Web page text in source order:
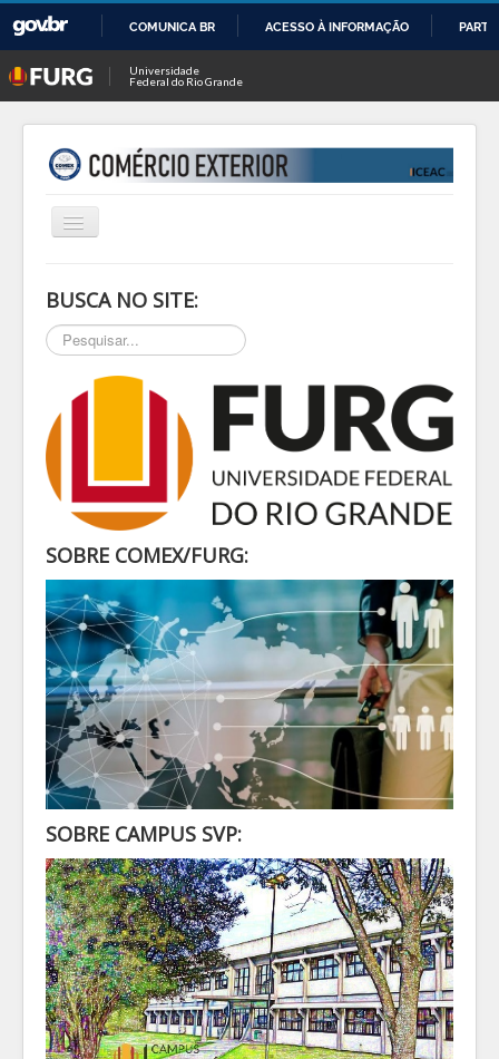
O
CONTEÚDO
COMUNICA BR ACESSO À INFORMAÇÃO
Universidade
Federal do Rio Grande
Alternar
Navegação
SOBRE
NOTÍCIAS
PESQ & EXTEN
SECRETARIA
CONTATO
LOGIN
BUSCA NO SITE:
Pesquisar...
SOBRE COMEX/FURG:
SOBRE CAMPUS SVP: